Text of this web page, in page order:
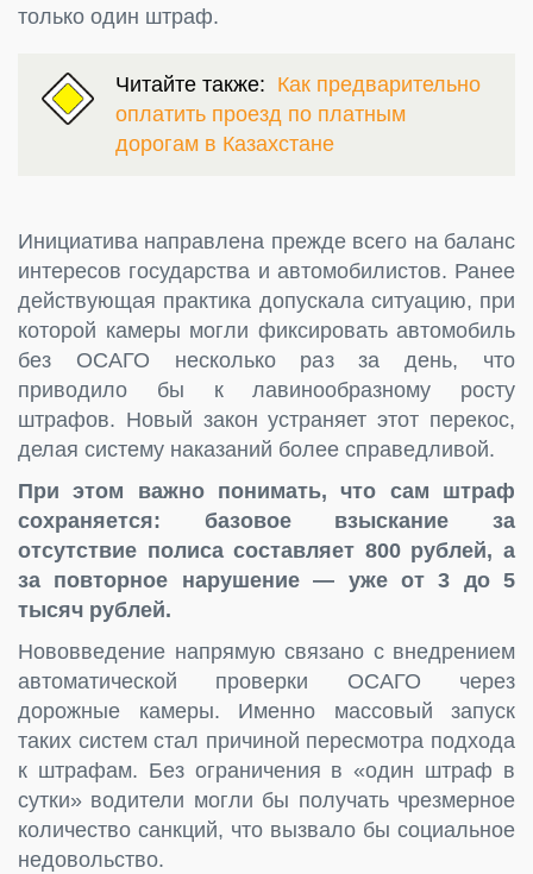
только один штраф.
Читайте также: Как предварительно
оплатить проезд по платным
дорогам в Казахстане
Инициатива направлена прежде всего на баланс
интересов государства и автомобилистов. Ранее
действующая практика допускала ситуацию, при
которой камеры могли фиксировать автомобиль
без ОСАГО несколько раз за день, что
приводило бы к лавинообразному росту
штрафов. Новый закон устраняет этот перекос,
делая систему наказаний более справедливой.
При этом важно понимать, что сам штраф
сохраняется: базовое взыскание за
отсутствие полиса составляет 800 рублей, а
за повторное нарушение — уже от 3 до 5
тысяч рублей.
Нововведение напрямую связано с внедрением
автоматической проверки ОСАГО через
дорожные камеры. Именно массовый запуск
таких систем стал причиной пересмотра подхода
к штрафам. Без ограничения в «один штраф в
сутки» водители могли бы получать чрезмерное
количество санкций, что вызвало бы социальное
недовольство.